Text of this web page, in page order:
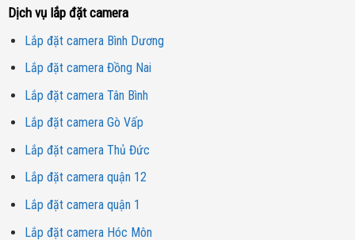
có thể giám sát toàn diện và chính xác hơn.
Dịch vụ lắp đặt camera
Lắp đặt camera Bình Dương
Lắp đặt camera Đồng Nai
Lắp đặt camera Tân Bình
Lắp đặt camera Gò Vấp
Lắp đặt camera Thủ Đức
Lắp đặt camera quận 12
Lắp đặt camera quận 1
Lắp đặt camera Hóc Môn